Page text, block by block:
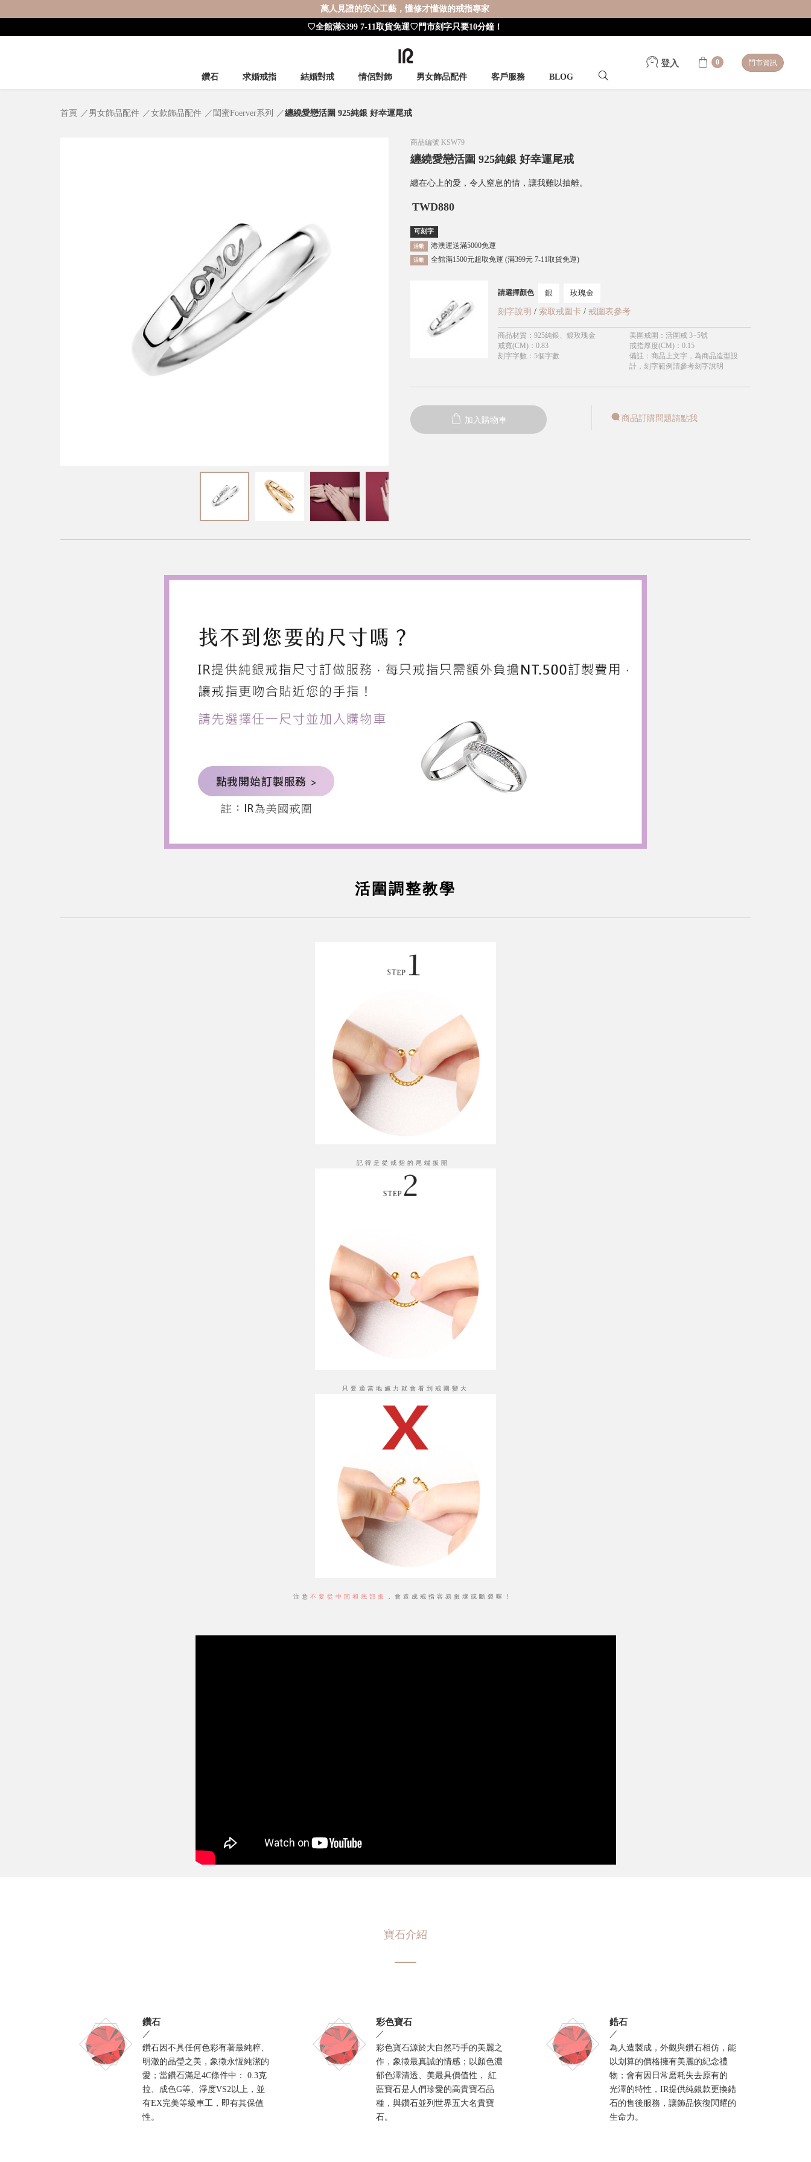
萬人見證的安心工藝，懂修才懂做的戒指專家
♡全館滿$399 7-11取貨免運♡門市刻字只要10分鐘！
鑽石 求婚戒指 結婚對戒 情侶對飾 男女飾品配件 客戶服務 BLOG
登入 0 門市資訊
首頁 男女飾品配件 女款飾品配件 閨蜜Foerver系列 纏繞愛戀活圍 925純銀 好幸運尾戒
商品編號 KSW79
纏繞愛戀活圍 925純銀 好幸運尾戒
纏在心上的愛，令人窒息的情，讓我難以抽離。
TWD880
可刻字
活動 港澳運送滿5000免運
活動 全館滿1500元超取免運 (滿399元 7-11取貨免運)
請選擇顏色 銀 玫瑰金
刻字說明 / 索取戒圍卡 / 戒圍表參考
商品材質 ： 925純銀、鍍玫瑰金 美圍戒圍 ： 活圍戒 3~5號
戒寬(CM) ： 0.83 戒指厚度(CM)： 0.15
刻字字數 ： 5個字數 備註 ： 商品上文字，為商品造型設
計，刻字範例請參考刻字說明
加入購物車 商品訂購問題請點我
活圍調整教學
記得是從戒指的尾端扳開
只要適當地施力就會看到戒圍變大
注意 不要從中間和底部扳 ，會造成戒指容易損壞或斷裂喔！
寶石介紹
鑽石
／
鑽石因不具任何色彩有著最純粹、
明澈的晶瑩之美，象徵永恆純潔的
愛；當鑽石滿足4C條件中： 0.3克
拉、成色G等、淨度VS2以上，並
有EX完美等級車工，即有其保值
性。
彩色寶石
／
彩色寶石源於大自然巧手的美麗之
作，象徵最真誠的情感；以顏色濃
郁色澤清透、美最具價值性， 紅
藍寶石是人們珍愛的高貴寶石品
種，與鑽石並列世界五大名貴寶
石。
鋯石
／
為人造製成，外觀與鑽石相仿，能
以划算的價格擁有美麗的紀念禮
物；會有因日常磨耗失去原有的
光澤的特性，IR提供純銀款更換鋯
石的售後服務，讓飾品恢復閃耀的
生命力。